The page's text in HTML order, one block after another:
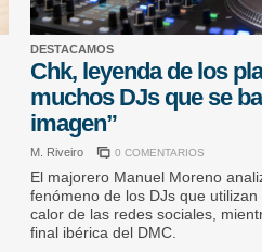
DESTACAMOS
Chk, leyenda de los
muchos DJs que se
imagen”
M. Riveiro 0 COMENTARIOS
El majorero Manuel Moreno
fenómeno de los DJs que
calor de las redes sociales,
final ibérica del DMC.